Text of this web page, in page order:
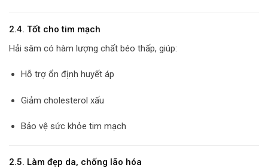
2.4. Tốt cho tim mạch
Hải sâm có hàm lượng chất béo thấp, giúp:
Hỗ trợ ổn định huyết áp
Giảm cholesterol xấu
Bảo vệ sức khỏe tim mạch
2.5. Làm đẹp da, chống lão hóa